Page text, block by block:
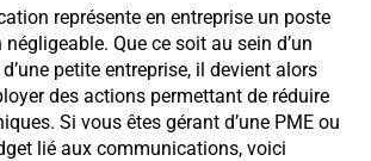
représente en entreprise un poste
Que ce soit au sein d’un
petite entreprise, il devient alors
des actions permettant de réduire
Si vous êtes gérant d’une PME ou
lié aux communications, voici